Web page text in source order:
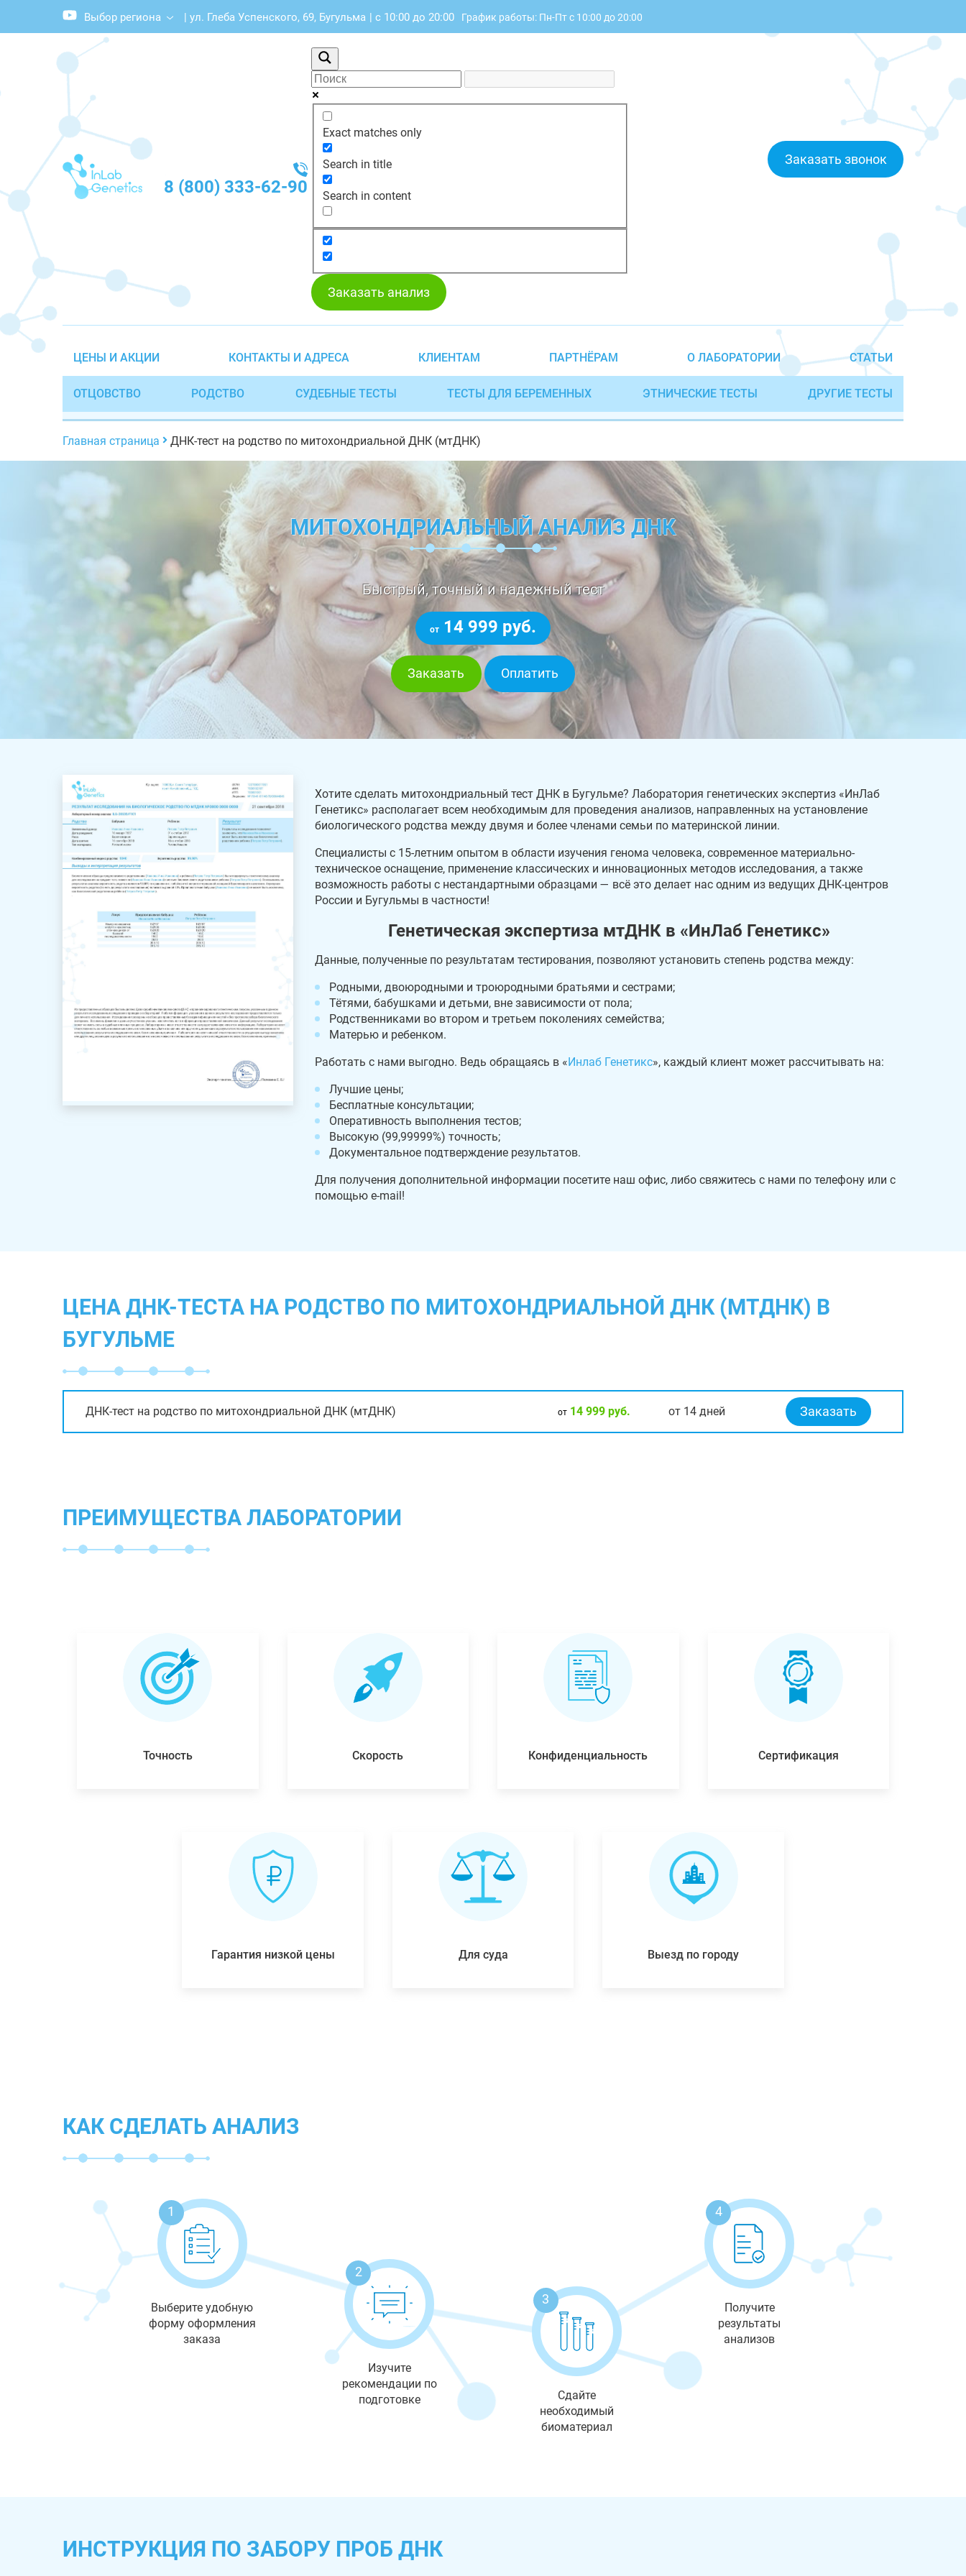
Выбор региона | ул. Глеба Успенского, 69, Бугульма | с 10:00 до 20:00 График работы: Пн-Пт с 10:00 до 20:00
8 (800) 333-62-90
Exact matches only
Search in title
Search in content
Заказать звонок
Заказать анализ
ЦЕНЫ И АКЦИИ КОНТАКТЫ И АДРЕСА КЛИЕНТАМ ПАРТНЁРАМ О ЛАБОРАТОРИИ СТАТЬИ
ОТЦОВСТВО РОДСТВО СУДЕБНЫЕ ТЕСТЫ ТЕСТЫ ДЛЯ БЕРЕМЕННЫХ ЭТНИЧЕСКИЕ ТЕСТЫ ДРУГИЕ ТЕСТЫ
Главная страница ДНК-тест на родство по митохондриальной ДНК (мтДНК)
МИТОХОНДРИАЛЬНЫЙ АНАЛИЗ ДНК
Быстрый, точный и надежный тест
от 14 999 руб.
Заказать Оплатить
Хотите сделать митохондриальный тест ДНК в Бугульме? Лаборатория генетических экспертиз «ИнЛаб
Генетикс» располагает всем необходимым для проведения анализов, направленных на установление
биологического родства между двумя и более членами семьи по материнской линии.
Специалисты с 15-летним опытом в области изучения генома человека, современное материально-
техническое оснащение, применение классических и инновационных методов исследования, а также
возможность работы с нестандартными образцами — всё это делает нас одним из ведущих ДНК-центров
России и Бугульмы в частности!
Генетическая экспертиза мтДНК в «ИнЛаб Генетикс»
Данные, полученные по результатам тестирования, позволяют установить степень родства между:
Родными, двоюродными и троюродными братьями и сестрами;
Тётями, бабушками и детьми, вне зависимости от пола;
Родственниками во втором и третьем поколениях семейства;
Матерью и ребенком.
Работать с нами выгодно. Ведь обращаясь в « Инлаб Генетикс», каждый клиент может рассчитывать на:
Лучшие цены;
Бесплатные консультации;
Оперативность выполнения тестов;
Высокую (99,99999%) точность;
Документальное подтверждение результатов.
Для получения дополнительной информации посетите наш офис, либо свяжитесь с нами по телефону или с
помощью e-mail!
ЦЕНА ДНК-ТЕСТА НА РОДСТВО ПО МИТОХОНДРИАЛЬНОЙ ДНК (МТДНК) В
БУГУЛЬМЕ
ДНК-тест на родство по митохондриальной ДНК (мтДНК) от14 999 руб. от 14 дней Заказать
ПРЕИМУЩЕСТВА ЛАБОРАТОРИИ
Точность Скорость Конфиденциальность Сертификация
Гарантия низкой цены Для суда Выезд по городу
КАК СДЕЛАТЬ АНАЛИЗ
1
Выберите удобную
форму оформления
заказа
2
Изучите
рекомендации по
подготовке
3
Сдайте
необходимый
биоматериал
4
Получите
результаты
анализов
ИНСТРУКЦИЯ ПО ЗАБОРУ ПРОБ ДНК